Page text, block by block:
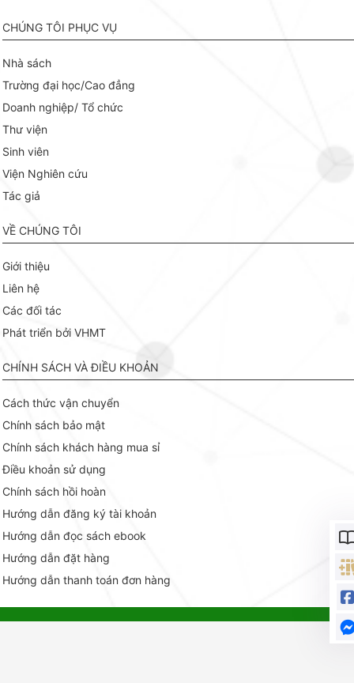
CHÚNG TÔI PHỤC VỤ
Nhà sách
Trường đại học/Cao đẳng
Doanh nghiệp/ Tổ chức
Thư viện
Sinh viên
Viện Nghiên cứu
Tác giả
VỀ CHÚNG TÔI
Giới thiệu
Liên hệ
Các đối tác
Phát triển bởi VHMT
CHÍNH SÁCH VÀ ĐIỀU KHOẢN
Cách thức vận chuyển
Chính sách bảo mật
Chính sách khách hàng mua sỉ
Điều khoản sử dụng
Chính sách hồi hoàn
Hướng dẫn đăng ký tài khoản
Hướng dẫn đọc sách ebook
Hướng dẫn đặt hàng
Hướng dẫn thanh toán đơn hàng